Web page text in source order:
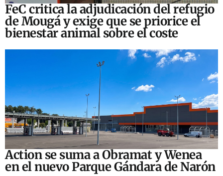
FeC critica la adjudicación del refugio
de Mougá y exige que se priorice el
bienestar animal sobre el coste
Action se suma a Obramat y Wenea
en el nuevo Parque Gándara de Narón